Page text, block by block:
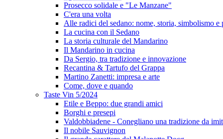
Prosecco solidale e "Le Manzane"
C'era una volta
Alle radici del sedano: nome, storia, simbolismo e
La cucina con il Sedano
La storia culturale del Mandarino
Il Mandarino in cucina
Da Sergio, tra tradizione e innovazione
Recantina & Tartufo del Grappa
Martino Zanetti: impresa e arte
Come, dove e quando
Taste Vin 5/2024
Etile e Beppo: due grandi amici
Borghi e presepi
Valdobbiadene - Conegliano una tradizione da
Il nobile Sauvignon